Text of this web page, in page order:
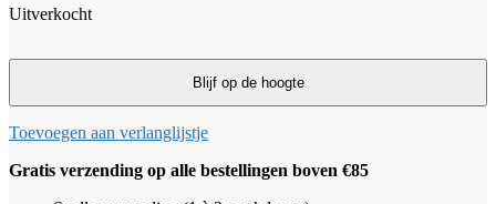
Uitverkocht
Toevoegen aan verlanglijstje
Gratis verzending op alle bestellingen boven €85